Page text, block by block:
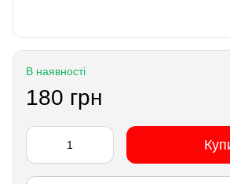
В наявності
180 грн